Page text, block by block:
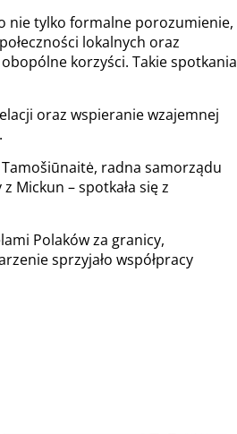
nie tylko formalne porozumienie,
lokalnych oraz
korzyści. Takie spotkania
oraz wspieranie wzajemnej
radna samorządu
Mickun – spotkała się z
Polaków za granicy,
sprzyjało współpracy